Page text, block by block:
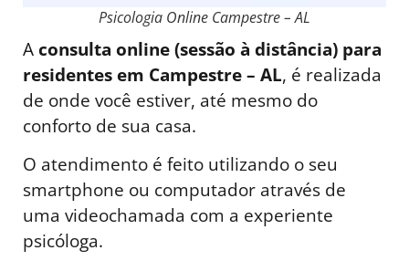
Psicologia Online Campestre – AL
Aconsulta online (sessão à distância) para
residentes em Campestre – AL, é realizada
de onde você estiver, até mesmo do
conforto de sua casa.
O atendimento é feito utilizando o seu
smartphone ou computador através de
uma videochamada com a experiente
psicóloga.